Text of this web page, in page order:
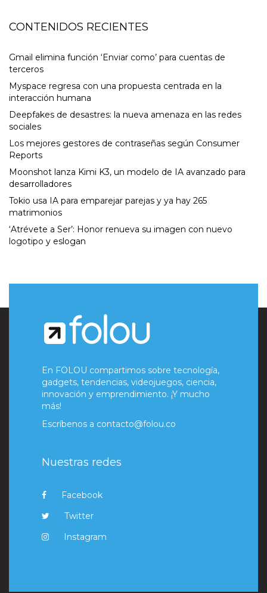
CONTENIDOS RECIENTES
Gmail elimina función ‘Enviar como’ para cuentas de
terceros
Myspace regresa con una propuesta centrada en la
interacción humana
Deepfakes de desastres: la nueva amenaza en las redes
sociales
Los mejores gestores de contraseñas según Consumer
Reports
Moonshot lanza Kimi K3, un modelo de IA avanzado para
desarrolladores
Tokio usa IA para emparejar parejas y ya hay 265
matrimonios
‘Atrévete a Ser’: Honor renueva su imagen con nuevo
logotipo y eslogan
En FOLOU compartimos sobre tecnología,
gadgets, tendencias, videojuegos, ciencia,
innovación y emprendimiento. ¡Y mucho
más!
Escríbenos a contacto@folou.co
Nuestras redes
Facebook
Twitter
Instagram